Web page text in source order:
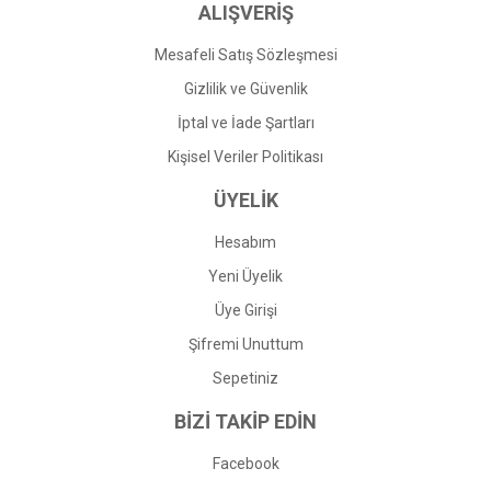
ALIŞVERİŞ
Mesafeli Satış Sözleşmesi
Gizlilik ve Güvenlik
İptal ve İade Şartları
Kişisel Veriler Politikası
ÜYELİK
Hesabım
Yeni Üyelik
Üye Girişi
Şifremi Unuttum
Sepetiniz
BİZİ TAKİP EDİN
Facebook